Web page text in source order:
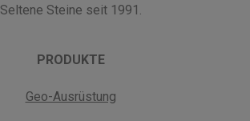
Seltene Steine seit 1991.
PRODUKTE
Geo-Ausrüstung